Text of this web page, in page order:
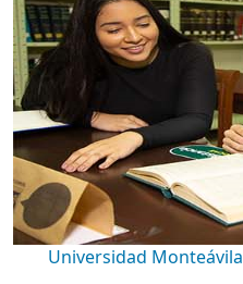
Universidad Monteávila